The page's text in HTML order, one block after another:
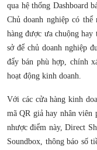
qua hệ thống Dashboard
Chủ doanh nghiệp có
hàng được ưa chuộng
sở để chủ doanh nghiệp
đẩy bán phù hợp, chính
hoạt động kinh doanh.
Với các cửa hàng kinh
mã QR giả hay nhân viên
nhược điểm này, Direct
Soundbox, thông báo số